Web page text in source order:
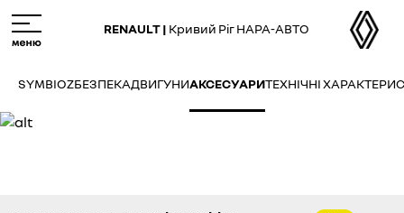
to
main
RENAULT | Кривий Ріг НАРА-АВТО
SYMBIOZБЕЗПЕКАДВИГУНИАКСЕСУАРИТЕХНІЧНІ